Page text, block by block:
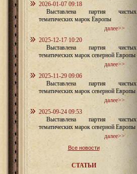
2026-01-07 09:18
Выставлена партия чистых
тематических марок Европы
далее>>
2025-12-17 10:20
Выставлена партия чистых
тематических марок северной Европы
далее>>
2025-11-29 09:06
Выставлена партия чистых
тематических марок северной Европы
далее>>
2025-09-24 09:53
Выставлена партия чистых
тематических марок северной Европы
далее>>
Все новости
СТАТЬИ